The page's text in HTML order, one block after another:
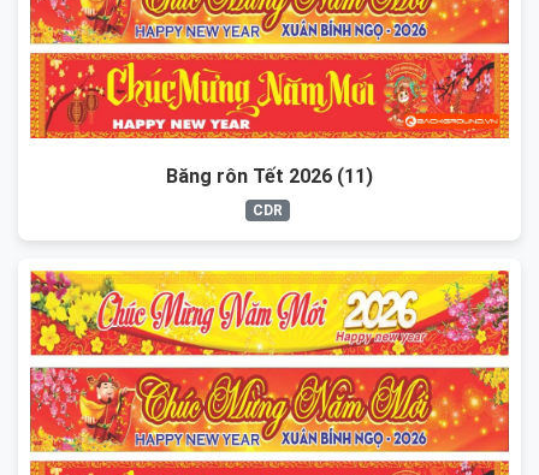
Băng rôn Tết 2026 (11)
CDR